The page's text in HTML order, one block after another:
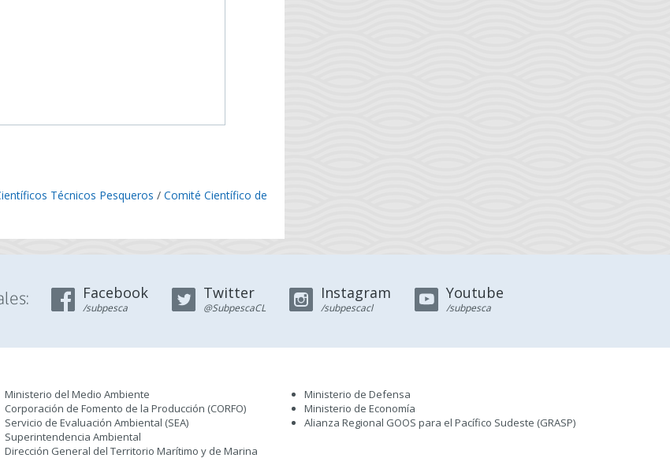
Técnicos Pesqueros / Comité Científico de
Facebook
/subpesca
Twitter
@SubpescaCL
Instagram
/subpescacl
Youtube
/subpesca
Ministerio del Medio Ambiente
Corporación de Fomento de la Producción (CORFO)
Servicio de Evaluación Ambiental (SEA)
Superintendencia Ambiental
Dirección General del Territorio Marítimo y de Marina
Ministerio de Defensa
Ministerio de Economía
Alianza Regional GOOS para el Pacífico Sudeste (GRASP)